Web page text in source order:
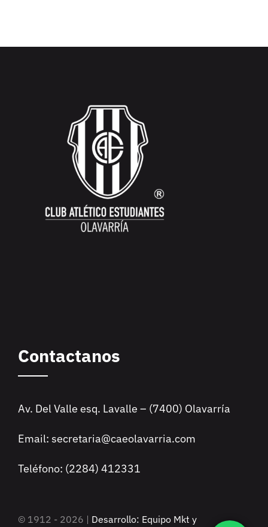
Contactanos
Av. Del Valle esq. Lavalle – (7400) Olavarría
Email: secretaria@caeolavarria.com
Teléfono: (2284) 412331
© 1912 - 2026 | Desarrollo: Equipo Mkt y